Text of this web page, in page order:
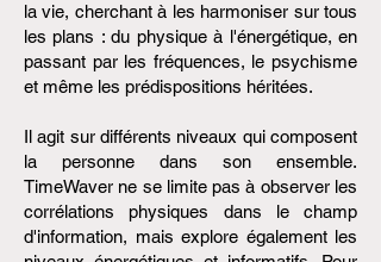
la vie, cherchant à les harmoniser sur tous
les plans : du physique à l'énergétique, en
passant par les fréquences, le psychisme
et même les prédispositions héritées.
Il agit sur différents niveaux qui composent
la personne dans son ensemble.
TimeWaver ne se limite pas à observer les
corrélations physiques dans le champ
d'information, mais explore également les